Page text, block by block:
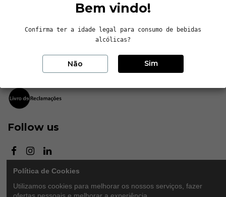
Sem Estrela, LDA
Avenida da Independência, nº8, Arcos
Bem vindo!
Confirma ter a idade legal para consumo de bebidas
alcólicas?
Não Sim
Follow us
Newsletter
Política de Cookies
Utilizamos cookies para melhorar os nossos serviços, fazer
ofertas pessoais e melhorar a experiência.